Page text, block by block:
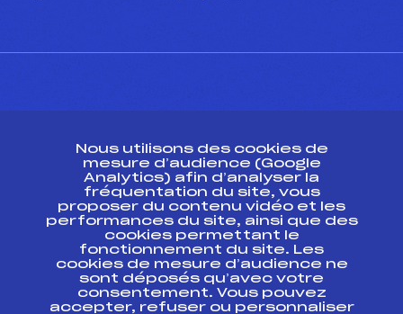
ESPACE PRESSE
Ressources
Pass’Neige
Projet sportif fédéral
Projet de performance fédéral
Antidopage
Pôle Développement, Formation, Suivi
Nous utilisons des cookies de
mesure d’audience (Google
Analytics) afin d’analyser la
fréquentation du site, vous
proposer du contenu vidéo et les
performances du site, ainsi que des
cookies permettant le
fonctionnement du site. Les
cookies de mesure d’audience ne
sont déposés qu’avec votre
consentement. Vous pouvez
accepter, refuser ou personnaliser